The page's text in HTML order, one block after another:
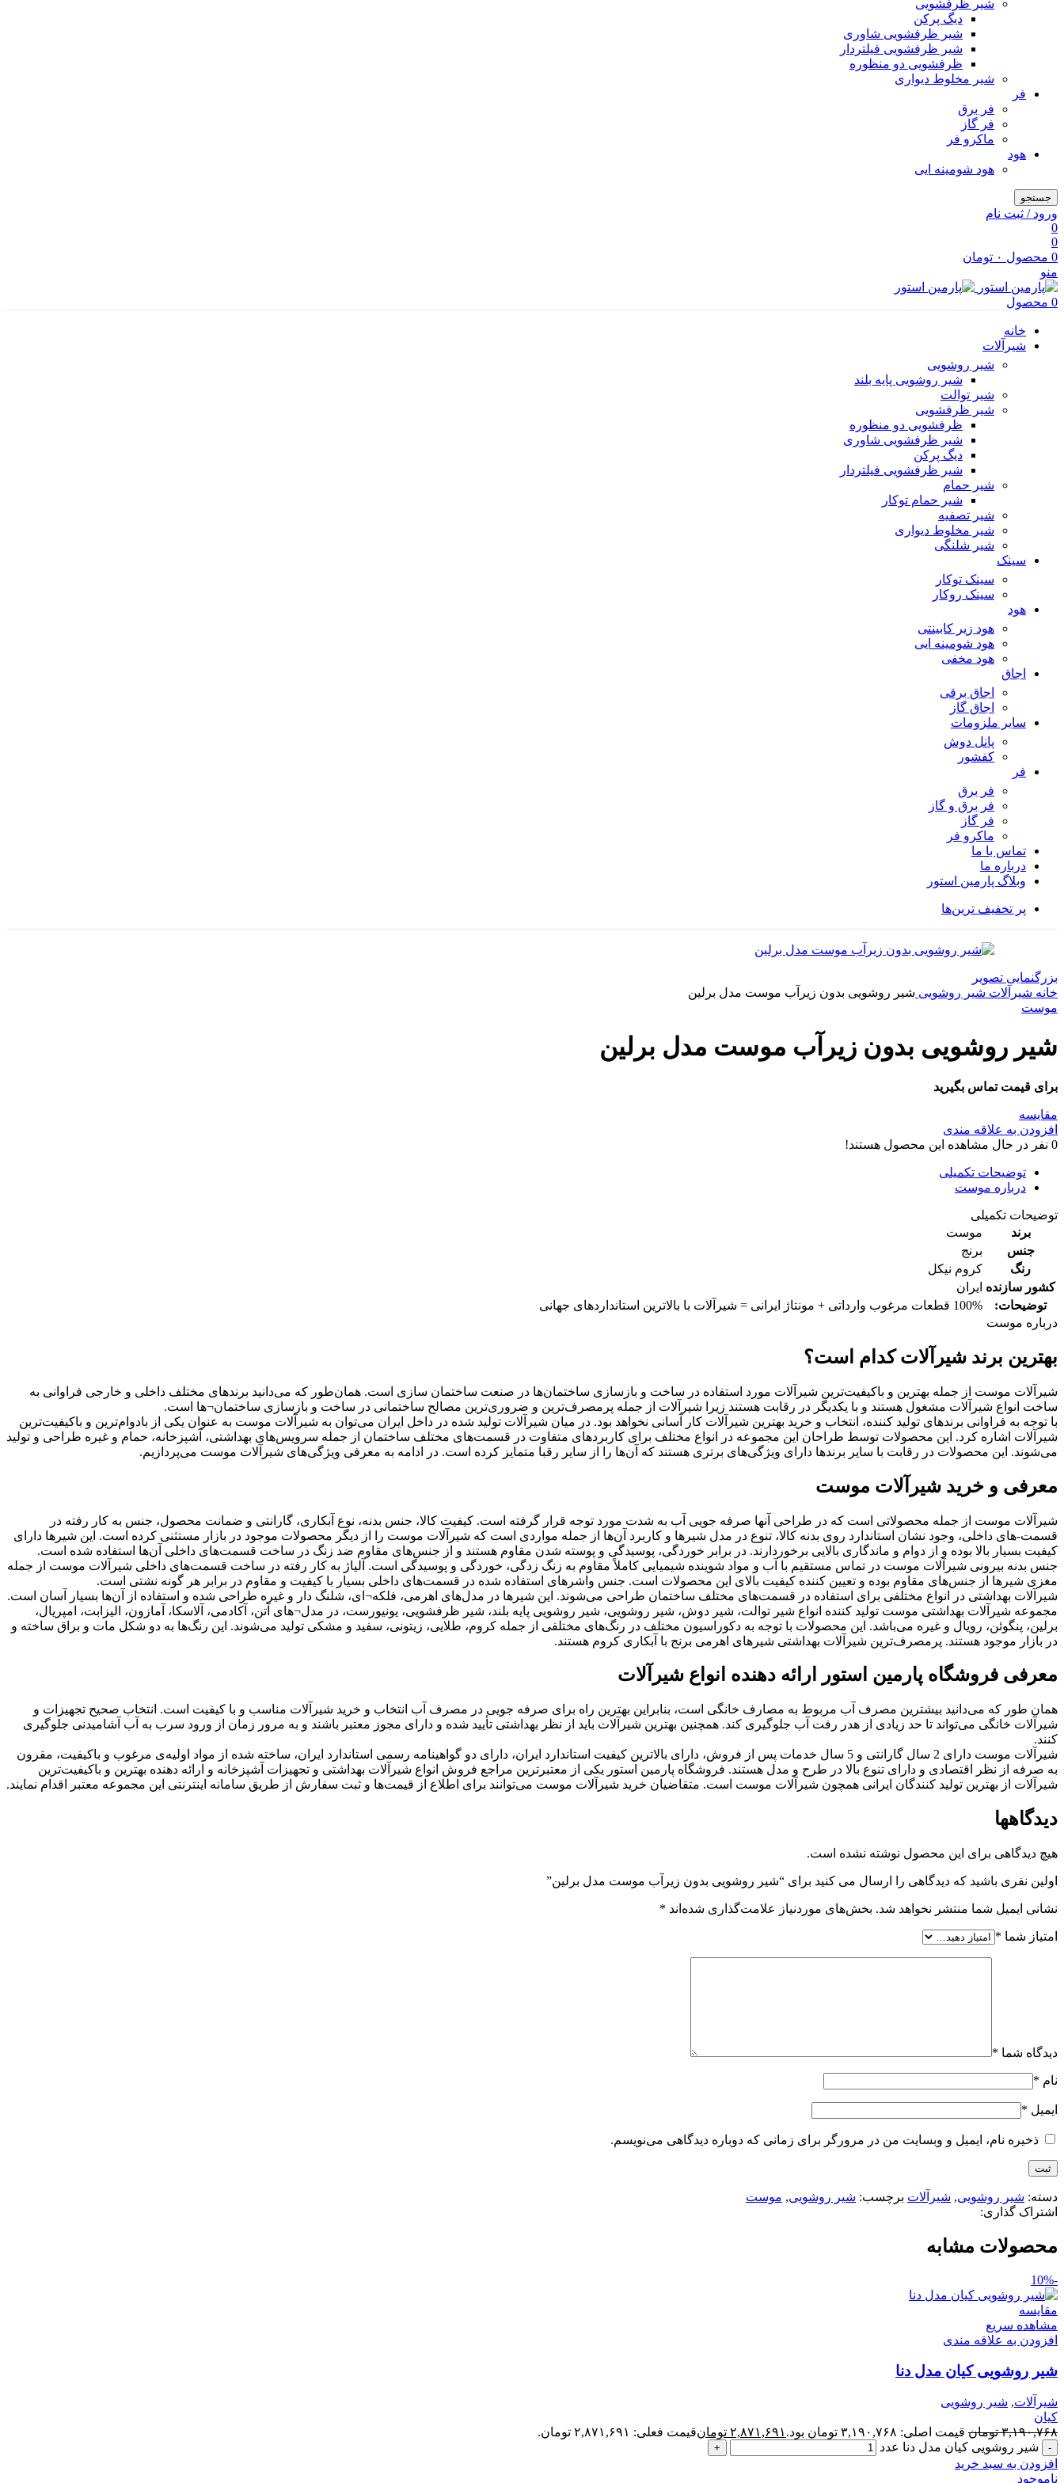
شیر ظرفشویی
دیگ پرکن
شیر ظرفشویی شاوری
شیر ظرفشویی فیلتردار
ظرفشویی دو منظوره
شیر مخلوط دیواری
فر
فر برق
فر گاز
ماكرو فر
هود
هود شومینه ایی
جستجو
ورود / ثبت نام
0
0
0 محصول ۰ تومان
منو
0 محصول
خانه
شیرآلات
شیر روشویی
شیر روشویی پایه بلند
شیر توالت
شیر ظرفشویی
ظرفشویی دو منظوره
شیر ظرفشویی شاوری
دیگ پرکن
شیر ظرفشویی فیلتردار
شیر حمام
شیر حمام توکار
شیر تصفیه
شیر مخلوط دیواری
شیر شلنگی
سینک
سینک توکار
سینک روکار
هود
هود زیر كابینتی
هود شومینه ایی
هود مخفى
اجاق
اجاق برقى
اجاق گاز
سایر ملزومات
پانل دوش
کفشور
فر
فر برق
فر برق و گاز
فر گاز
ماكرو فر
تماس با ما
درباره ما
وبلاگ پارمین استور
پر تخفیف ترین‌ها
بزرگنمایی تصویر
خانه شیرآلات شیر روشویی شیر روشویی بدون زیرآب موست مدل برلین
موست
شیر روشویی بدون زیرآب موست مدل برلین
برای قیمت تماس بگیرید
مقایسه
افزودن به علاقه مندی
0 نفر در حال مشاهده این محصول هستند!
توضیحات تکمیلی
درباره موست
توضیحات تکمیلی
برند
موست
جنس
برنج
رنگ
کروم نیکل
کشور سازنده ایران
توضیحات:
100% قطعات مرغوب وارداتی + مونتاژ ایرانی = شیرآلات با بالاترین استانداردهای جهانی
درباره موست
بهترین برند شیرآلات کدام است؟
شیرآلات موست از جمله بهترین و باکیفیت‌ترین شیرآلات مورد استفاده در ساخت و بازسازی ساختمان‌ها در صنعت ساختمان سازی است. همان‌طور که می‌دانید برندهای مختلف داخلی و خارجی فراوانی به
ساخت انواع شیرآلات مشغول هستند و با یکدیگر در رقابت هستند زیرا شیرآلات از جمله پرمصرف‌ترین و ضروری‌ترین مصالح ساختمانی در ساخت و بازسازی ساختمان¬ها است.
با توجه به فراوانی برندهای تولید کننده، انتخاب و خرید بهترین شیرآلات کار آسانی نخواهد بود. در میان شیرآلات تولید شده در داخل ایران می‌توان به شیرآلات موست به عنوان یکی از بادوام‌ترین و باکیفیت‌ترین
شیرآلات اشاره کرد. این محصولات توسط طراحان این مجموعه در انواع مختلف برای کاربردهای متفاوت در قسمت‌های مختلف ساختمان از جمله سرویس‌های بهداشتی، آشپزخانه، حمام و غیره طراحی و تولید
می‌شوند. این محصولات در رقابت با سایر برندها دارای ویژگی‌های برتری هستند که آن‌ها را از سایر رقبا متمایز کرده است. در ادامه به معرفی ویژگی‌های شیرآلات موست می‌پردازیم.
معرفی و خرید شیرآلات موست
شیرآلات موست از جمله محصولاتی است که در طراحی آنها صرفه جویی آب به شدت مورد توجه قرار گرفته است. کیفیت کالا، جنس بدنه، نوع آبکاری، گارانتی و ضمانت محصول، جنس به کار رفته در
قسمت-های داخلی، وجود نشان استاندارد روی بدنه کالا، تنوع در مدل شیرها و کاربرد آن‌ها از جمله مواردی است که شیرآلات موست را از دیگر محصولات موجود در بازار مستثنی کرده است. این شیرها دارای
کیفیت بسیار بالا بوده و از دوام و ماندگاری بالایی برخوردارند. در برابر خوردگی، پوسیدگی و پوسته شدن مقاوم هستند و از جنس‌های مقاوم ضد زنگ در ساخت قسمت‌های داخلی آن‌ها استفاده شده است.
جنس بدنه بیرونی شیرآلات موست در تماس مستقیم با آب و مواد شوینده شیمیایی کاملاً مقاوم به زنگ زدگی، خوردگی و پوسیدگی است. آلیاژ به کار رفته در ساخت قسمت‌های داخلی شیرآلات موست از جمله
مغزی شیرها از جنس‌های مقاوم بوده و تعیین کننده کیفیت بالای این محصولات است. جنس واشرهای استفاده شده در قسمت‌های داخلی بسیار با کیفیت و مقاوم در برابر هر گونه نشتی است.
شیرآلات بهداشتی در انواع مختلفی برای استفاده در قسمت‌های مختلف ساختمان طراحی می‌شوند. این شیرها در مدل‌های اهرمی، فلکه¬ای، شلنگ دار و غیره طراحی شده و استفاده از آن‌ها بسیار آسان است.
مجموعه شیرآلات بهداشتی موست تولید کننده انواع شیر توالت، شیر دوش، شیر روشویی، شیر روشویی پایه بلند، شیر ظرفشویی، یونیورست، در مدل¬های آتن، آکادمی، آلاسکا، آمازون، الیزابت، امپریال،
برلین، پنگوئن، رویال و غیره می‌باشد. این محصولات با توجه به دکوراسیون مختلف در رنگ‌های مختلفی از جمله کروم، طلایی، زیتونی، سفید و مشکی تولید می‌شوند. این رنگ‌ها به دو شکل مات و براق ساخته و
در بازار موجود هستند. پرمصرف‌ترین شیرآلات بهداشتی شیرهای اهرمی برنج با آبکاری کروم هستند.
معرفی فروشگاه پارمین استور ارائه دهنده انواع شیرآلات
همان طور که می‌دانید بیشترین مصرف آب مربوط به مصارف خانگی است، بنابراین بهترین راه برای صرفه جویی در مصرف آب انتخاب و خرید شیرآلات مناسب و با کیفیت است. انتخاب صحیح تجهیزات و
شیرآلات خانگی می‌تواند تا حد زیادی از هدر رفت آب جلوگیری کند. همچنین بهترین شیرآلات باید از نظر بهداشتی تأیید شده و دارای مجوز معتبر باشند و به مرور زمان از ورود سرب به آب آشامیدنی جلوگیری
کنند.
شیرآلات موست دارای 2 سال گارانتی و 5 سال خدمات پس از فروش، دارای بالاترین کیفیت استاندارد ایران، دارای دو گواهینامه رسمی استاندارد ایران، ساخته شده از مواد اولیه‌ی مرغوب و باکیفیت، مقرون
به صرفه از نظر اقتصادی و دارای تنوع بالا در طرح و مدل هستند. فروشگاه پارمین استور یکی از معتبرترین مراجع فروش انواع شیرآلات بهداشتی و تجهیزات آشپزخانه و ارائه دهنده بهترین و باکیفیت‌ترین
شیرآلات از بهترین تولید کنندگان ایرانی همچون شیرآلات موست است. متقاضیان خرید شیرآلات موست می‌توانند برای اطلاع از قیمت‌ها و ثبت سفارش از طریق سامانه اینترنتی این مجموعه معتبر اقدام نمایند.
دیدگاهها
هیچ دیدگاهی برای این محصول نوشته نشده است.
اولین نفری باشید که دیدگاهی را ارسال می کنید برای “شیر روشویی بدون زیرآب موست مدل برلین”
نشانی ایمیل شما منتشر نخواهد شد. بخش‌های موردنیاز علامت‌گذاری شده‌اند *
امتیاز شما *
دیدگاه شما *
نام *
ایمیل *
ذخیره نام، ایمیل و وبسایت من در مرورگر برای زمانی که دوباره دیدگاهی می‌نویسم.
دسته: شیر روشویی, شیرآلات برچسب: شیر روشویی, موست
اشتراک گذاری:
محصولات مشابه
-10%
مقایسه
مشاهده سریع
افزودن به علاقه مندی
شیر روشویی کیان مدل دنا
شیرآلات, شیر روشویی
کیان
۳,۱۹۰,۷۶۸ تومان قیمت اصلی: ۳,۱۹۰,۷۶۸ تومان بود. ۲,۸۷۱,۶۹۱ تومانقیمت فعلی: ۲,۸۷۱,۶۹۱ تومان.
شیر روشویی کیان مدل دنا عدد
افزودن به سبد خرید
ناموجود